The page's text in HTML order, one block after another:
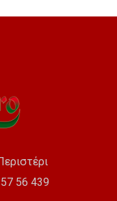
56 439